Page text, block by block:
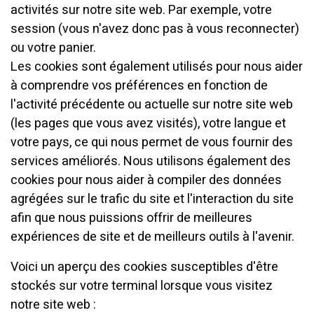
activités sur notre site web. Par exemple, votre
session (vous n'avez donc pas à vous reconnecter)
ou votre panier.
Les cookies sont également utilisés pour nous aider
à comprendre vos préférences en fonction de
l'activité précédente ou actuelle sur notre site web
(les pages que vous avez visités), votre langue et
votre pays, ce qui nous permet de vous fournir des
services améliorés. Nous utilisons également des
cookies pour nous aider à compiler des données
agrégées sur le trafic du site et l'interaction du site
afin que nous puissions offrir de meilleures
expériences de site et de meilleurs outils à l'avenir.
Voici un aperçu des cookies susceptibles d'être
stockés sur votre terminal lorsque vous visitez
notre site web :